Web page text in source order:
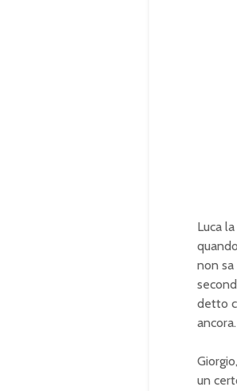
Luca
non
detto
ancora.
un